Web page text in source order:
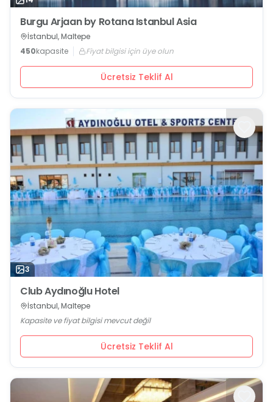
Burgu Arjaan by Rotana Istanbul Asia
İstanbul, Maltepe
450kapasite Fiyat bilgisi için üye olun
Ücretsiz Teklif Al
3
Club Aydınoğlu Hotel
İstanbul, Maltepe
Kapasite ve fiyat bilgisi mevcut değil
Ücretsiz Teklif Al